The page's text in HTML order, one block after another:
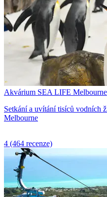
Akvárium SEA LIFE Melbourne
Setkání a uvítání tisíců vodních
Melbourne
4 (464 recenze)